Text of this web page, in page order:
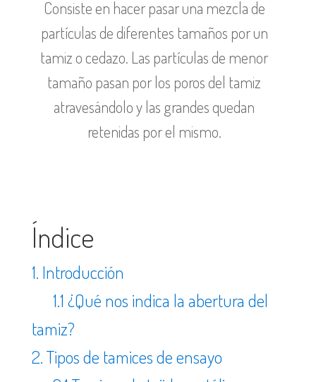
Consiste en hacer pasar una mezcla de
partículas de diferentes tamaños por un
tamiz o cedazo. Las partículas de menor
tamaño pasan por los poros del tamiz
atravesándolo y las grandes quedan
retenidas por el mismo.
Índice
1. Introducción
1.1 ¿Qué nos indica la abertura del
tamiz?
2. Tipos de tamices de ensayo